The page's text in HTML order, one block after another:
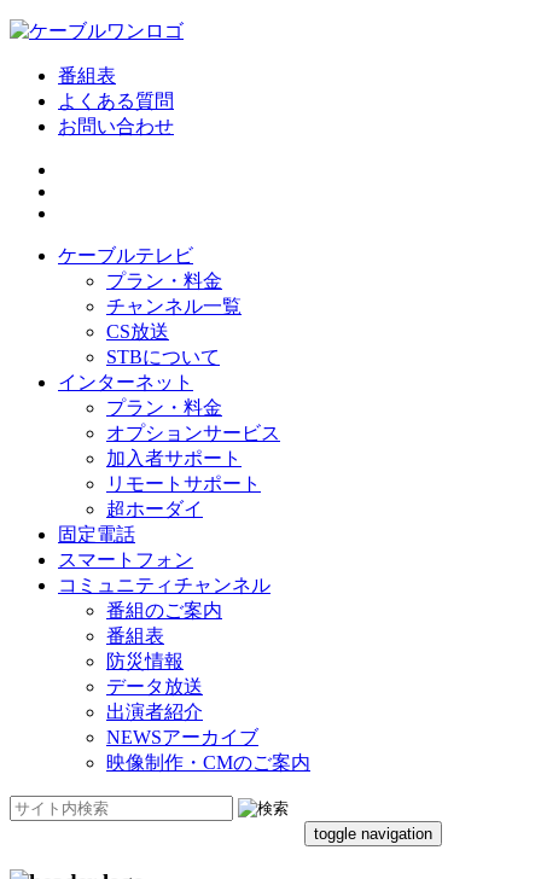
番組表
よくある質問
お問い合わせ
ケーブルテレビ
プラン・料金
チャンネル一覧
CS放送
STBについて
インターネット
プラン・料金
オプションサービス
加入者サポート
リモートサポート
超ホーダイ
固定電話
スマートフォン
コミュニティチャンネル
番組のご案内
番組表
防災情報
データ放送
出演者紹介
NEWSアーカイブ
映像制作・CMのご案内
toggle navigation